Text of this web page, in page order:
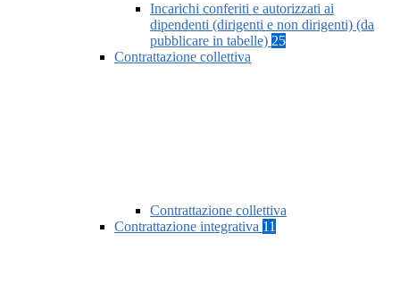
Incarichi conferiti e autorizzati ai
dipendenti (dirigenti e non dirigenti) (da
pubblicare in tabelle) 25
Contrattazione collettiva
Contrattazione collettiva
Contrattazione integrativa 11